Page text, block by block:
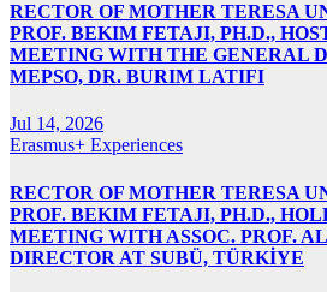
RECTOR OF MOTHER TERESA
PROF. BEKIM FETAJI, PH.D.,
MEETING WITH THE GENERAL
MEPSO, DR. BURIM LATIFI
Jul 14, 2026
Erasmus+ Experiences
RECTOR OF MOTHER TERESA
PROF. BEKIM FETAJI, PH.D.,
MEETING WITH ASSOC. PROF.
DIRECTOR AT SUBÜ, TÜRKİYE